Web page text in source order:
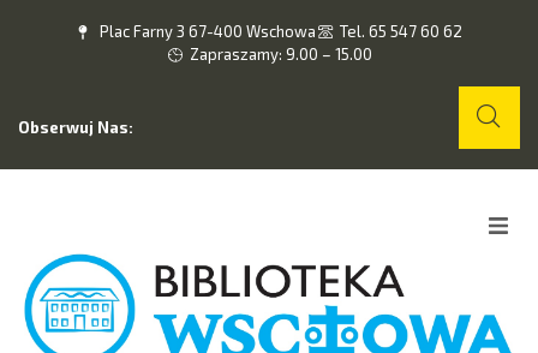
Plac Farny 3 67-400 Wschowa
Tel. 65 547 60 62
Zapraszamy: 9.00 – 15.00
Obserwuj Nas:
O nas